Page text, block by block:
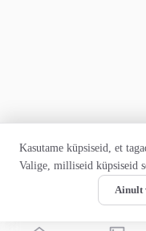
Kasutame küpsiseid, et
Valige, milliseid küpsiseid
Ainult